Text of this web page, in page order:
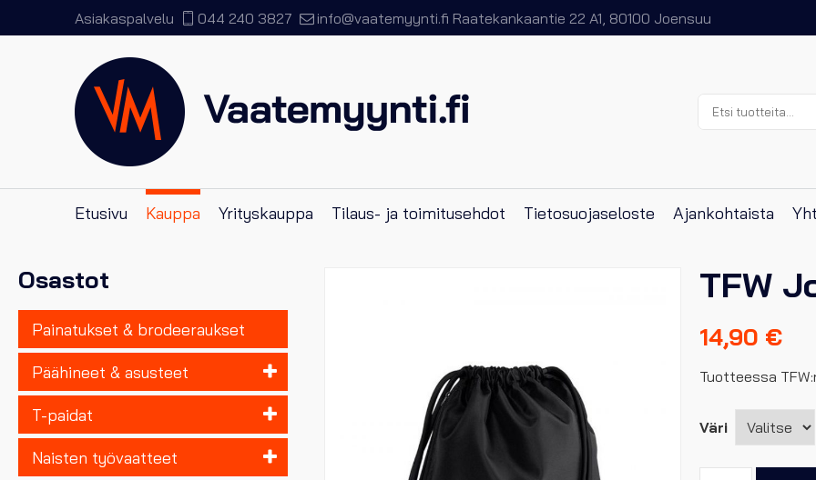
Asiakaspalvelu 044 240 3827 info@vaatemyynti.fi Raatekankaantie 22 A1, 80100 Joensuu
Etsi:
Etusivu Kauppa Yrityskauppa Tilaus- ja toimitusehdot Tietosuojaseloste Ajankohtaista
Osastot
Painatukset & brodeeraukset
Päähineet & asusteet
T-paidat
Naisten työvaatteet
TFW
14,90 €
Tuotteessa
Väri